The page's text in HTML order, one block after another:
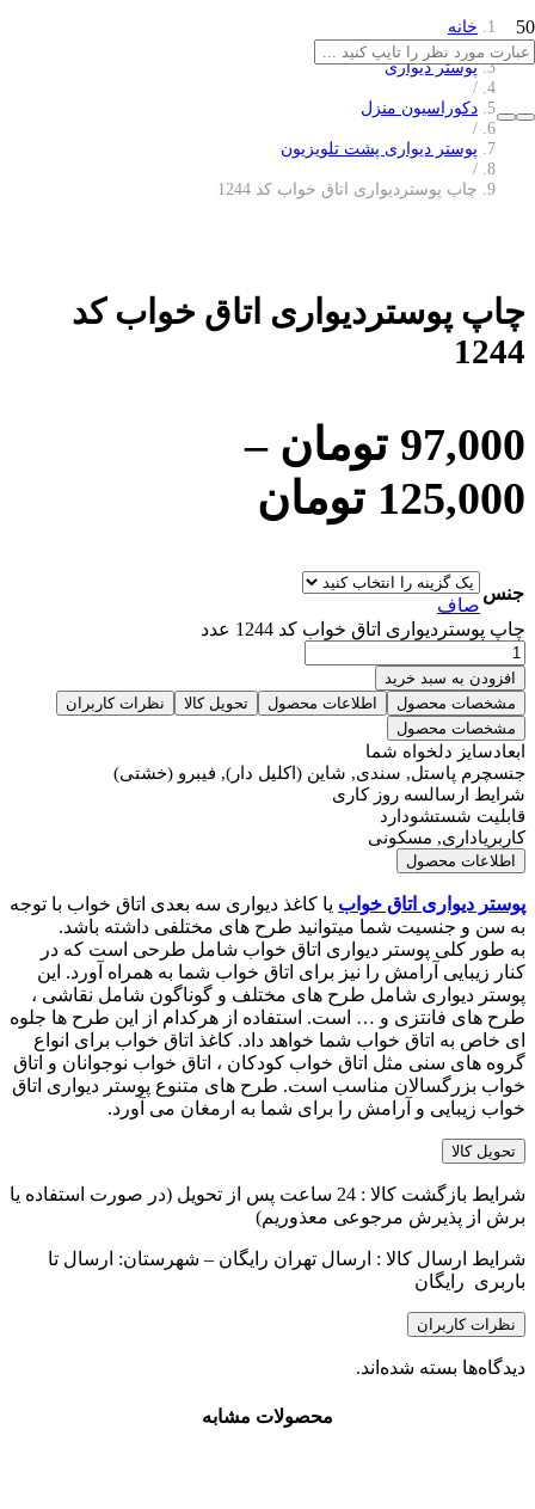
خانه
/
پوستر دیواری
/
دکوراسیون منزل
/
پوستر دیواری پشت تلویزیون
/
چاپ پوستردیواری اتاق خواب کد 1244
چاپ پوستردیواری اتاق خواب کد
1244
97,000 تومان –
125,000 تومان
جنس
صاف
چاپ پوستردیواری اتاق خواب کد 1244 عدد
افزودن به سبد خرید
مشخصات محصول
اطلاعات محصول تحویل کالا
نظرات کاربران
مشخصات محصول
ابعادسایز دلخواه شما
جنسچرم پاستل, سندی, شاین (اکلیل دار), فیبرو (خشتی)
شرایط ارسالسه روز کاری
قابلیت شستشودارد
کاربریاداری, مسکونی
اطلاعات محصول
پوستر دیواری اتاق خواب یا کاغذ دیواری سه بعدی اتاق خواب با توجه
به سن و جنسیت شما میتوانید طرح های مختلفی داشته باشد.
به طور کلی پوستر دیواری اتاق خواب شامل طرحی است که در
کنار زیبایی آرامش را نیز برای اتاق خواب شما به همراه آورد. این
پوستر دیواری شامل طرح های مختلف و گوناگون شامل نقاشی ،
طرح های فانتزی و … است. استفاده از هرکدام از این طرح ها جلوه
ای خاص به اتاق خواب شما خواهد داد. کاغذ اتاق خواب برای انواع
گروه های سنی مثل اتاق خواب کودکان ، اتاق خواب نوجوانان و اتاق
خواب بزرگسالان مناسب است. طرح های متنوع پوستر دیواری اتاق
خواب زیبایی و آرامش را برای شما به ارمغان می آورد.
تحویل کالا
شرایط بازگشت کالا : 24 ساعت پس از تحویل (در صورت استفاده یا
برش از پذیرش مرجوعی معذوریم)
شرایط ارسال کالا : ارسال تهران رایگان – شهرستان: ارسال تا
باربری رایگان
نظرات کاربران
دیدگاه‌ها بسته شده‌اند.
محصولات مشابه